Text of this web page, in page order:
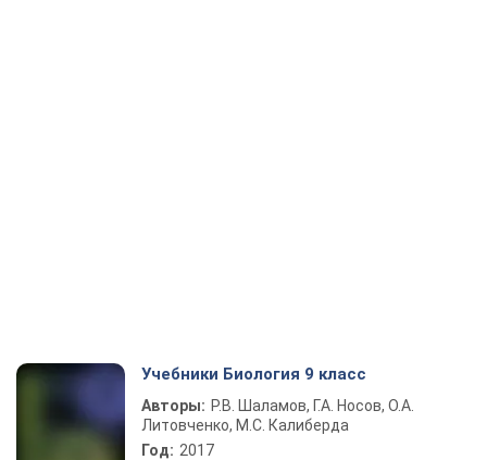
Учебники Биология 9 класс
Авторы: Р.В. Шаламов, Г.А. Носов, О.А.
Литовченко, М.С. Калиберда
Год: 2017